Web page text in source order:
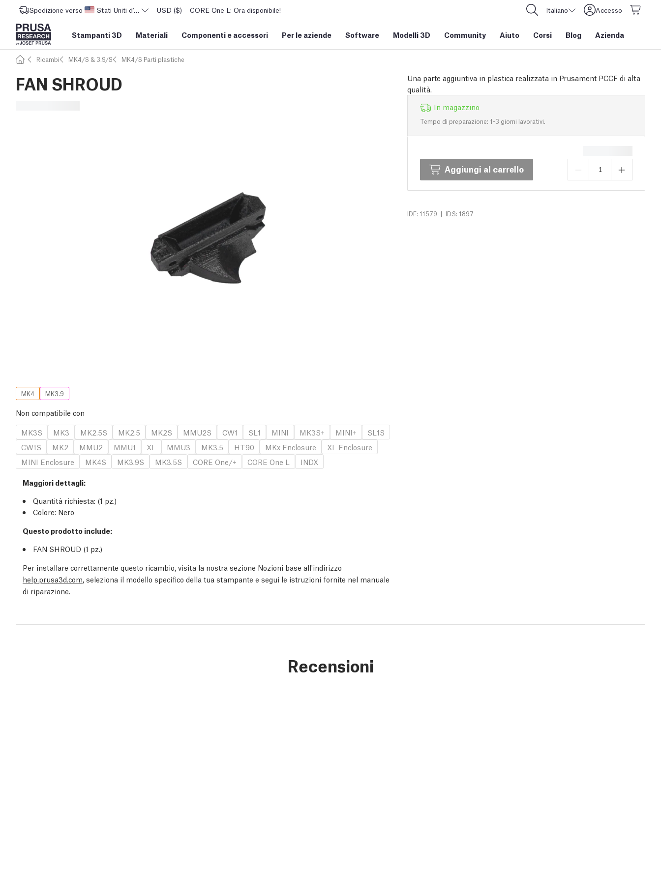
Spedizione verso Stati Uniti d'AmericaUSD ($) CORE One L: Ora disponibile! Italiano Accesso
Stampanti 3D Materiali Componenti e accessori Per le aziende Software Modelli 3D Community Aiuto Corsi Blog Azienda
Ricambi MK4/S & 3.9/S MK4/S Parti plastiche
FAN SHROUD
Una parte aggiuntiva in plastica realizzata in Prusament PCCF di alta
qualità.
In magazzino
Tempo di preparazione: 1-3 giorni lavorativi.
Aggiungi al carrello
IDF: 11579 | IDS: 1897
MK4 MK3.9
Non compatibile con
MK3S
MK3 MK2.5S MK2.5 MK2S MMU2S CW1 SL1 MINI MK3S+ MINI+
SL1S
CW1S
MK2 MMU2 MMU1 XL MMU3 MK3.5 HT90 MKx Enclosure
XL Enclosure
MINI Enclosure
MK4S MK3.9S MK3.5S CORE One/+ CORE One L INDX
Maggiori dettagli:
Quantità richiesta: (1 pz.)
Colore: Nero
Questo prodotto include:
FAN SHROUD (1 pz.)
Per installare correttamente questo ricambio, visita la nostra sezione Nozioni base all'indirizzo
help.prusa3d.com, seleziona il modello specifico della tua stampante e segui le istruzioni fornite nel manuale
di riparazione.
Recensioni